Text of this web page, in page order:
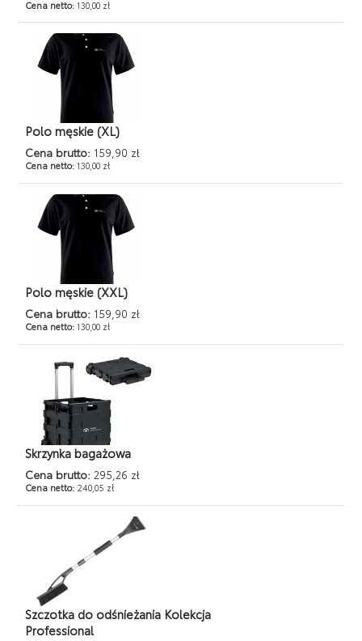
Cena netto:130,00 zł
Polo męskie (XL)
Cena brutto: 159,90 zł
Cena netto:130,00 zł
Polo męskie (XXL)
Cena brutto: 159,90 zł
Cena netto:130,00 zł
Skrzynka bagażowa
Cena brutto: 295,26 zł
Cena netto: 240,05 zł
Szczotka do odśnieżania Kolekcja
Professional